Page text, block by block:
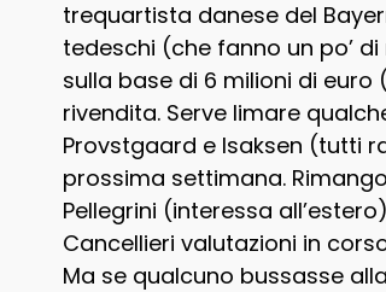
trequartista danese del
tedeschi (che fanno un po’
sulla base di 6 milioni di
rivendita. Serve limare
Provstgaard e Isaksen (tutti
prossima settimana.
Pellegrini (interessa
Cancellieri valutazioni in
Ma se qualcuno bussasse